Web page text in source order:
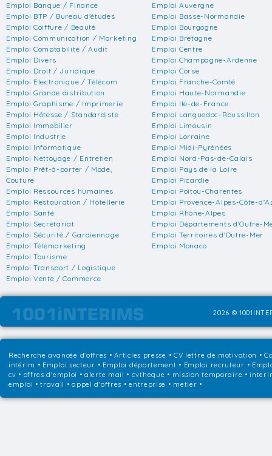
Emploi Banque / Finance
Emploi BTP / Bureau d'études
Emploi Coiffure / Beauté
Emploi Communication / Marketing
Emploi Comptabilité / Audit
Emploi Divers
Emploi Droit / Juridique
Emploi Electronique / Télécom
Emploi Grande distribution
Emploi Graphisme / Imprimerie
Emploi Hôtesse / Standardiste
Emploi Immobilier
Emploi Industrie
Emploi Informatique
Emploi Nettoyage / Entretien
Emploi Prêt-à-porter / Mode,
Couture
Emploi Ressources humaines
Emploi Restauration / Hôtellerie
Emploi Santé
Emploi Secrétariat
Emploi Sécurité / Gardiennage
Emploi Télémarketing
Emploi Tourisme
Emploi Transport / Logistique
Emploi Vente / Commerce
Emploi Auvergne
Emploi Basse-Normandie
Emploi Bourgogne
Emploi Bretagne
Emploi Centre
Emploi Champagne-Ardenne
Emploi Corse
Emploi Franche-Comté
Emploi Haute-Normandie
Emploi Ile-de-France
Emploi Languedoc-Roussillon
Emploi Limousin
Emploi Lorraine
Emploi Midi-Pyrénées
Emploi Nord-Pas-de-Calais
Emploi Pays de la Loire
Emploi Picardie
Emploi Poitou-Charentes
Emploi Provence-Alpes-Côte-
Emploi Rhône-Alpes
Emploi Départements d'Outre-
Emploi Territoires d'Outre-Mer
Emploi Monaco
2026 ©
Recherche avancée d'offres •Articles presse • CV lettre de motivation •
intérim • Emploi secteur • Emploi département • Emploi recruteur •
cv • offres d'emploi • alerte mail • cvtheque • mission temporaire •
emploi • travail • appel d'offres • entreprise • metier •